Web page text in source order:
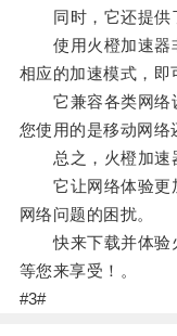
同时，它还提供了
使用火橙加速器
相应的加速模式，即
它兼容各类网络
您使用的是移动网络
总之，火橙加速器
它让网络体验更
网络问题的困扰。
快来下载并体验
等您来享受！。
#3#